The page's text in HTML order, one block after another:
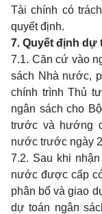
Tài chính có
quyết định.
7. Quyết định dự
7.1. Căn cứ vào
sách Nhà nước,
chính trình Thủ
ngân sách cho
trước và hướng
nước trước ngày
7.2. Sau khi
nước được cấp
phân bổ và giao
dự toán ngân